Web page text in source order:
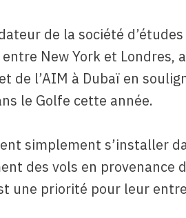
de la société
New York et Londres,
de l’AIM à Dubaï en
le Golfe cette année.
simplement s’installer
des vols en provenance
une priorité pour leur